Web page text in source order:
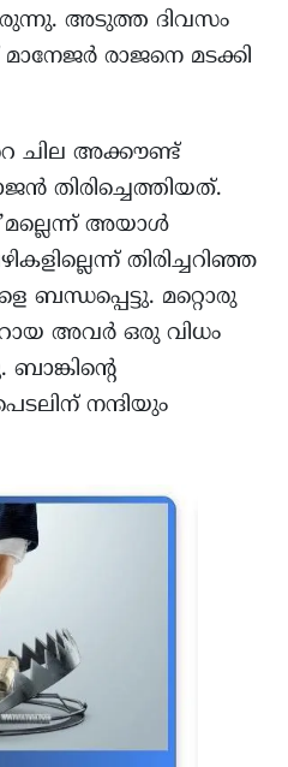
അടുത്ത ദിവസം
രാജനെ മടക്കി
ചില അക്കൗണ്ട്
തിരിച്ചെത്തിയത്.
അയാൾ
തിരിച്ചറിഞ്ഞ
ബന്ധപ്പെട്ടു. മറ്റൊരു
അവർ ഒരു വിധം
ബാങ്കിന്റെ
നന്ദിയും